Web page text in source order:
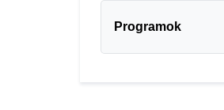
Programok